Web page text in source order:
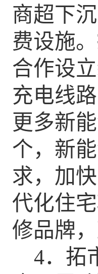
商超下
费设施。
合作设
充电线
更多新
个，新
求， 加
代化住
修品牌
4．拓